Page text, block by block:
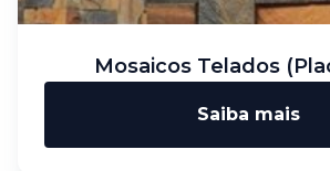
Mosaicos Telados
Saiba mais